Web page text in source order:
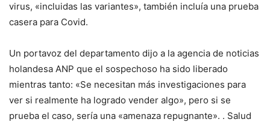
virus, «incluidas las variantes», también incluía una prueba
casera para Covid.
Un portavoz del departamento dijo a la agencia de noticias
holandesa ANP que el sospechoso ha sido liberado
mientras tanto: «Se necesitan más investigaciones para
ver si realmente ha logrado vender algo», pero si se
prueba el caso, sería una «amenaza repugnante». . Salud